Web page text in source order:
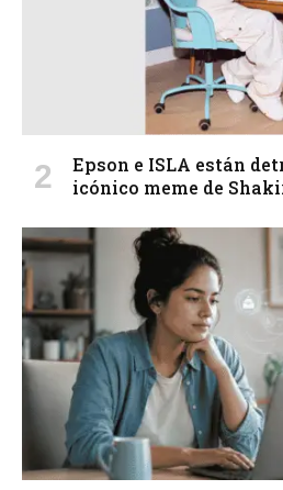
Epson e ISLA están
icónico meme de